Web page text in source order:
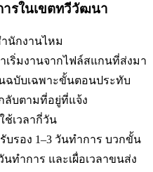
รในเขตทวีวัฒนา
นักงานไหม
เริ่มงานจากไฟล์สแกนที่ส่งมา
ฉบับเฉพาะขั้นตอนประทับ
กลับตามที่อยู่ที่แจ้ง
ช้เวลากี่วัน
บรอง 1–3 วันทำการ บวกขั้น
ทำการ และเผื่อเวลาขนส่ง